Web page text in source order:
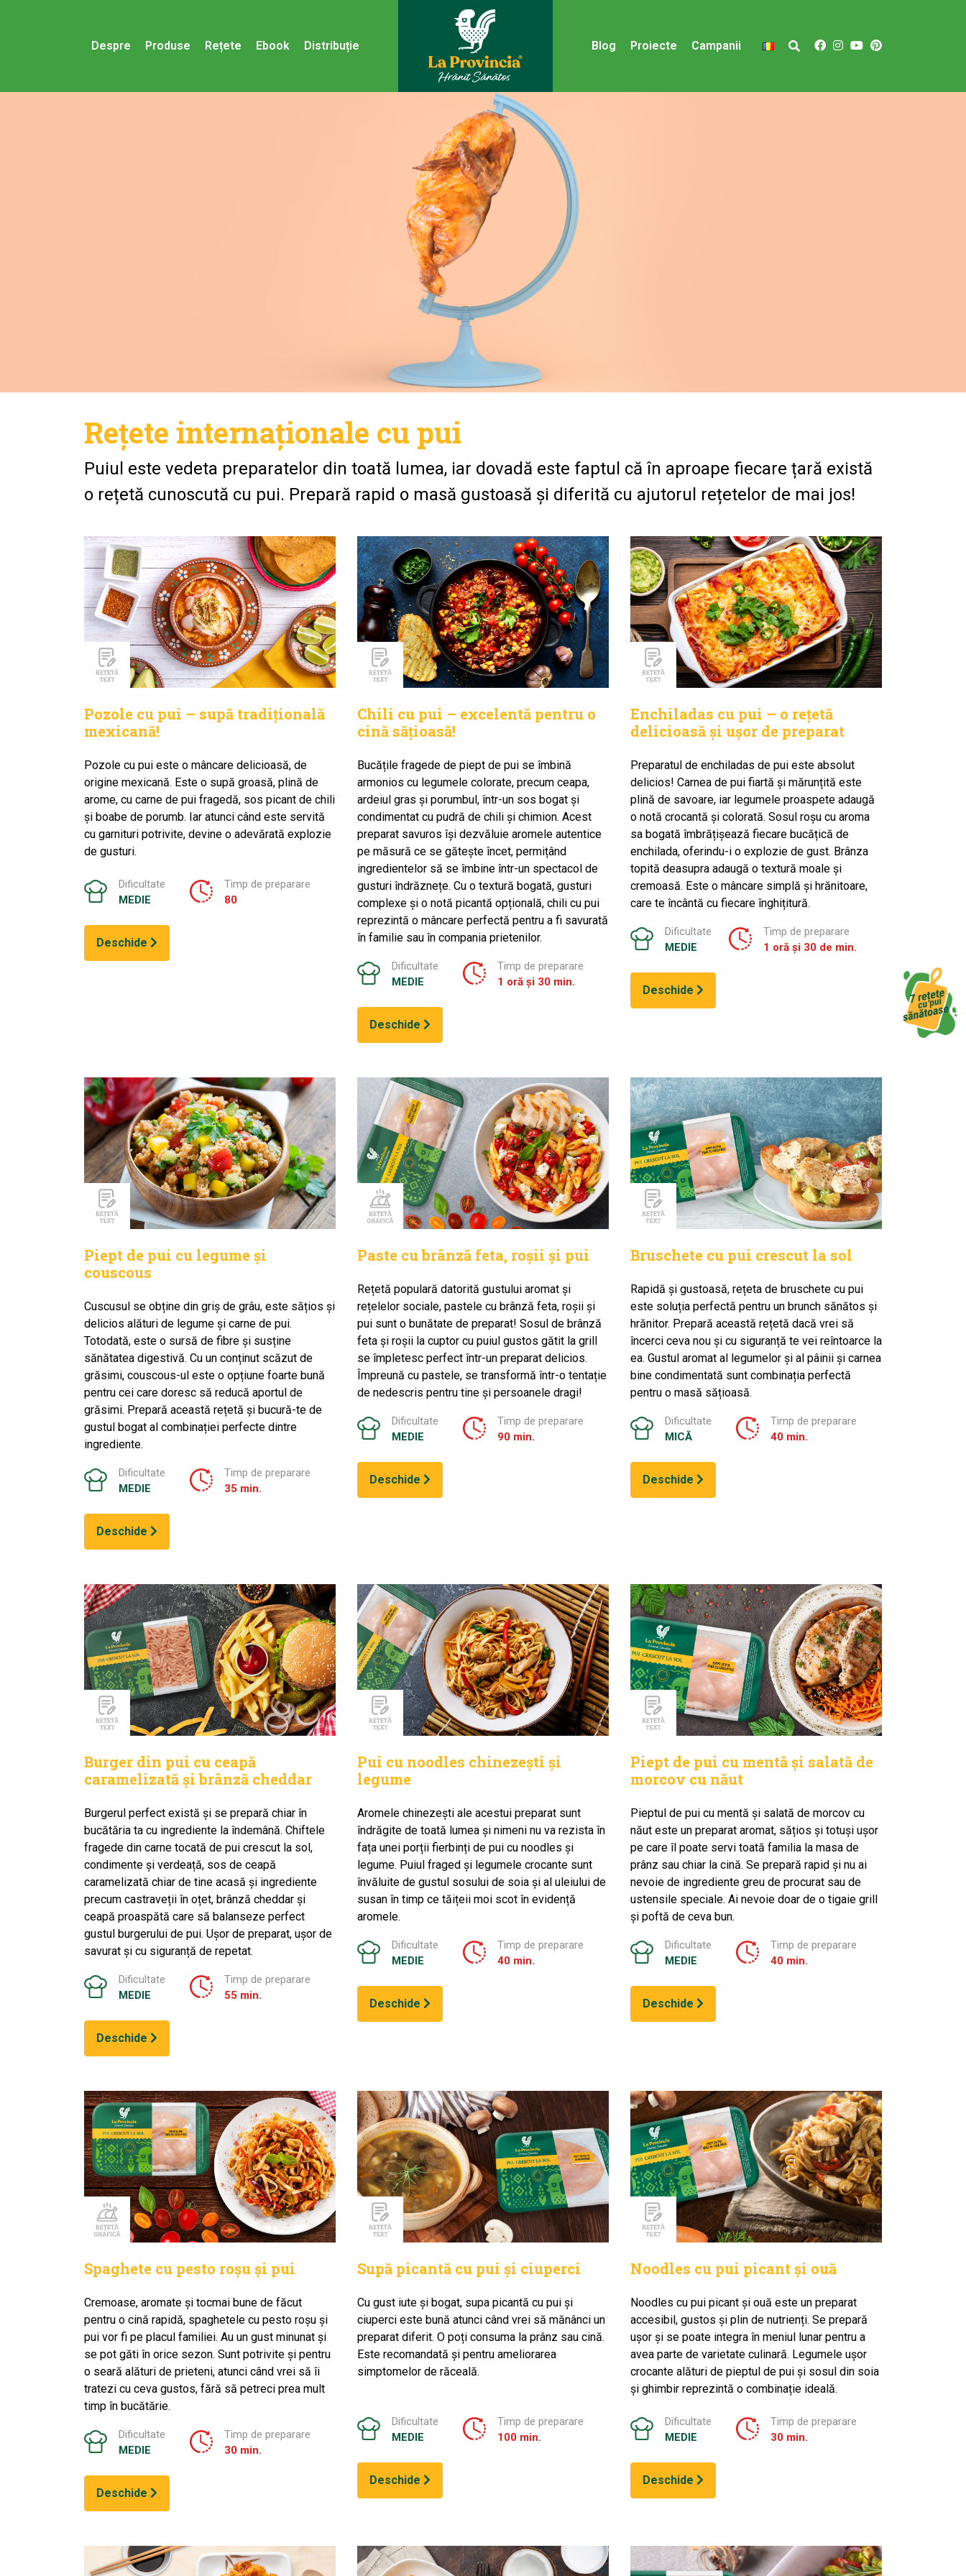
Despre Produse Rețete Ebook Distribuție Blog Proiecte Campanii
Rețete internaționale cu pui
Puiul este vedeta preparatelor din toată lumea, iar dovadă este faptul că în aproape fiecare țară există
o rețetă cunoscută cu pui. Prepară rapid o masă gustoasă și diferită cu ajutorul rețetelor de mai jos!
Pozole cu pui – supă tradițională
mexicană!
Pozole cu pui este o mâncare delicioasă, de
origine mexicană. Este o supă groasă, plină de
arome, cu carne de pui fragedă, sos picant de chili
și boabe de porumb. Iar atunci când este servită
cu garnituri potrivite, devine o adevărată explozie
de gusturi.
Dificultate
MEDIE
Timp de preparare
80
Deschide
Chili cu pui – excelentă pentru o
cină sățioasă!
Bucățile fragede de piept de pui se îmbină
armonios cu legumele colorate, precum ceapa,
ardeiul gras și porumbul, într-un sos bogat și
condimentat cu pudră de chili și chimion. Acest
preparat savuros își dezvăluie aromele autentice
pe măsură ce se gătește încet, permițând
ingredientelor să se îmbine într-un spectacol de
gusturi îndrăznețe. Cu o textură bogată, gusturi
complexe și o notă picantă opțională, chili cu pui
reprezintă o mâncare perfectă pentru a fi savurată
în familie sau în compania prietenilor.
Dificultate
MEDIE
Timp de preparare
1 oră și 30 min.
Deschide
Enchiladas cu pui – o rețetă
delicioasă și ușor de preparat
Preparatul de enchiladas de pui este absolut
delicios! Carnea de pui fiartă și mărunțită este
plină de savoare, iar legumele proaspete adaugă
o notă crocantă și colorată. Sosul roșu cu aroma
sa bogată îmbrățișează fiecare bucățică de
enchilada, oferindu-i o explozie de gust. Brânza
topită deasupra adaugă o textură moale și
cremoasă. Este o mâncare simplă și hrănitoare,
care te încântă cu fiecare înghițitură.
Dificultate
MEDIE
Timp de preparare
1 oră și 30 de min.
Deschide
Piept de pui cu legume și
couscous
Cuscusul se obține din griș de grâu, este sățios și
delicios alături de legume și carne de pui.
Totodată, este o sursă de fibre și susține
sănătatea digestivă. Cu un conținut scăzut de
grăsimi, couscous-ul este o opțiune foarte bună
pentru cei care doresc să reducă aportul de
grăsimi. Prepară această rețetă și bucură-te de
gustul bogat al combinației perfecte dintre
ingrediente.
Dificultate
MEDIE
Timp de preparare
35 min.
Deschide
Paste cu brânză feta, roșii și pui
Rețetă populară datorită gustului aromat și
rețelelor sociale, pastele cu brânză feta, roșii și
pui sunt o bunătate de preparat! Sosul de brânză
feta și roșii la cuptor cu puiul gustos gătit la grill
se împletesc perfect într-un preparat delicios.
Împreună cu pastele, se transformă într-o tentație
de nedescris pentru tine și persoanele dragi!
Dificultate
MEDIE
Timp de preparare
90 min.
Deschide
Bruschete cu pui crescut la sol
Rapidă și gustoasă, rețeta de bruschete cu pui
este soluția perfectă pentru un brunch sănătos și
hrănitor. Prepară această rețetă dacă vrei să
încerci ceva nou și cu siguranță te vei reîntoarce la
ea. Gustul aromat al legumelor și al pâinii și carnea
bine condimentată sunt combinația perfectă
pentru o masă sățioasă.
Dificultate
MICĂ
Timp de preparare
40 min.
Deschide
Burger din pui cu ceapă
caramelizată și brânză cheddar
Burgerul perfect există și se prepară chiar în
bucătăria ta cu ingrediente la îndemână. Chiftele
fragede din carne tocată de pui crescut la sol,
condimente și verdeață, sos de ceapă
caramelizată chiar de tine acasă și ingrediente
precum castraveții în oțet, brânză cheddar și
ceapă proaspătă care să balanseze perfect
gustul burgerului de pui. Ușor de preparat, ușor de
savurat și cu siguranță de repetat.
Dificultate
MEDIE
Timp de preparare
55 min.
Deschide
Pui cu noodles chinezești și
legume
Aromele chinezești ale acestui preparat sunt
îndrăgite de toată lumea și nimeni nu va rezista în
fața unei porții fierbinți de pui cu noodles și
legume. Puiul fraged și legumele crocante sunt
învăluite de gustul sosului de soia și al uleiului de
susan în timp ce tăițeii moi scot în evidență
aromele.
Dificultate
MEDIE
Timp de preparare
40 min.
Deschide
Piept de pui cu mentă și salată de
morcov cu năut
Pieptul de pui cu mentă și salată de morcov cu
năut este un preparat aromat, sățios și totuși ușor
pe care îl poate servi toată familia la masa de
prânz sau chiar la cină. Se prepară rapid și nu ai
nevoie de ingrediente greu de procurat sau de
ustensile speciale. Ai nevoie doar de o tigaie grill
și poftă de ceva bun.
Dificultate
MEDIE
Timp de preparare
40 min.
Deschide
Spaghete cu pesto roșu și pui
Cremoase, aromate și tocmai bune de făcut
pentru o cină rapidă, spaghetele cu pesto roșu și
pui vor fi pe placul familiei. Au un gust minunat și
se pot găti în orice sezon. Sunt potrivite și pentru
o seară alături de prieteni, atunci când vrei să îi
tratezi cu ceva gustos, fără să petreci prea mult
timp în bucătărie.
Dificultate
MEDIE
Timp de preparare
30 min.
Deschide
Supă picantă cu pui și ciuperci
Cu gust iute și bogat, supa picantă cu pui și
ciuperci este bună atunci când vrei să mănânci un
preparat diferit. O poți consuma la prânz sau cină.
Este recomandată și pentru ameliorarea
simptomelor de răceală.
Dificultate
MEDIE
Timp de preparare
100 min.
Deschide
Noodles cu pui picant și ouă
Noodles cu pui picant și ouă este un preparat
accesibil, gustos și plin de nutrienți. Se prepară
ușor și se poate integra în meniul lunar pentru a
avea parte de varietate culinară. Legumele ușor
crocante alături de pieptul de pui și sosul din soia
și ghimbir reprezintă o combinație ideală.
Dificultate
MEDIE
Timp de preparare
30 min.
Deschide